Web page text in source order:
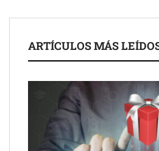
UrbanPay lanza en 19 mercados
Gestoría Online reduce a unas horas
ARTÍCULOS MÁS